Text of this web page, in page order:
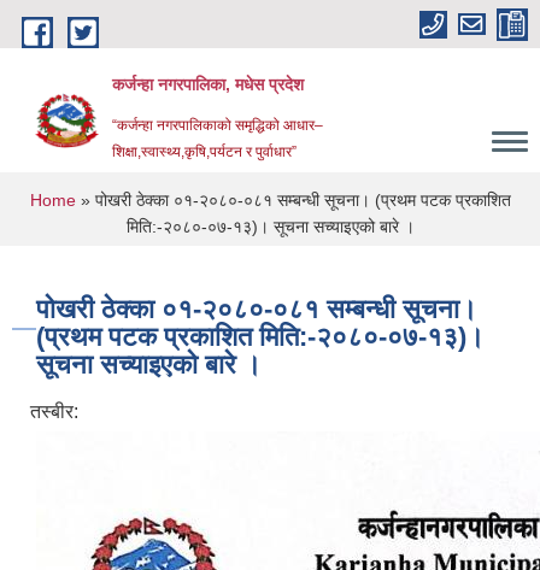
Skip to main content
कर्जन्हा नगरपालिका, मधेस प्रदेश
“कर्जन्हा नगरपालिकाको समृद्धिको आधार–
शिक्षा,स्वास्थ्य,कृषि,पर्यटन र पुर्वाधार”
You are here
Home» पोखरी ठेक्का ०१-२०८०-०८१ सम्बन्धी सूचना। (प्रथम पटक प्रकाशित
मिति:-२०८०-०७-१३)। सूचना सच्याइएको बारे ।
पोखरी ठेक्का ०१-२०८०-०८१ सम्बन्धी सूचना।
(प्रथम पटक प्रकाशित मिति:-२०८०-०७-१३)।
सूचना सच्याइएको बारे ।
तस्बीर: